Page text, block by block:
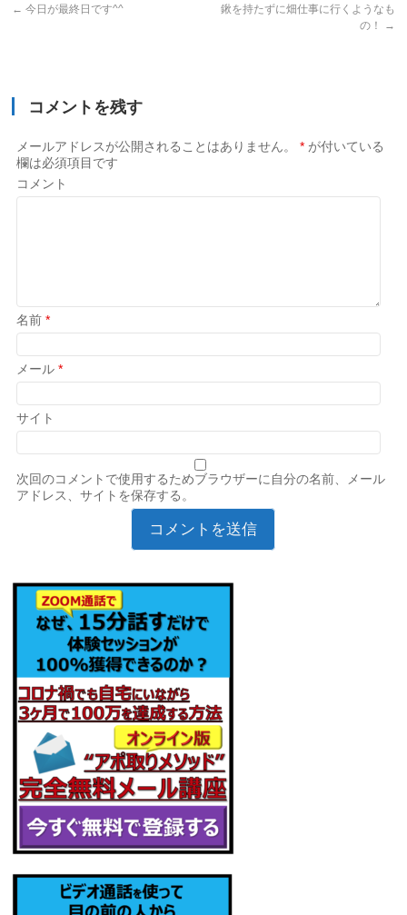
← 今日が最終日です^^
鍬を持たずに畑仕事に行くようなも
の！
→
コメントを残す
メールアドレスが公開されることはありません。 * が付いている
欄は必須項目です
コメント
名前*
メール*
サイト
次回のコメントで使用するためブラウザーに自分の名前、メール
アドレス、サイトを保存する。